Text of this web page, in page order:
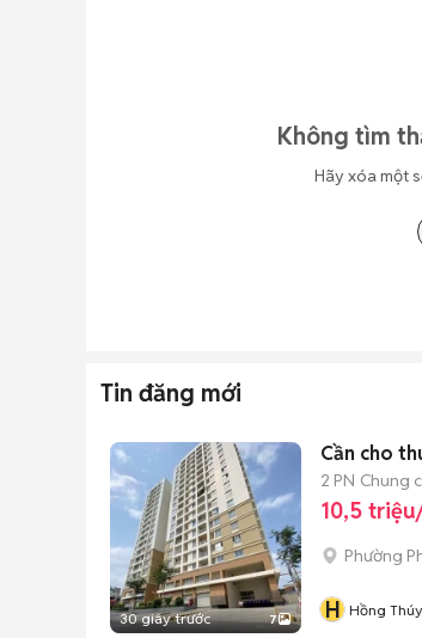
Không tìm
Hãy xóa một
Tin đăng mới
30 giây trước 7
Cần cho
2 PN Chung
10,5
Phường
H Hồng Thúy